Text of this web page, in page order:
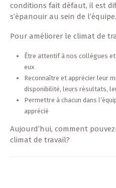
conditions fait défaut, il est
s’épanouir au sein de l’équipe.
Pour améliorer le climat de
Être attentif à nos collègues
eux
Reconnaître et apprécier leur
disponibilité, leurs résultats,
Permettre à chacun dans
apprécié
Aujourd’hui, comment
climat de travail?